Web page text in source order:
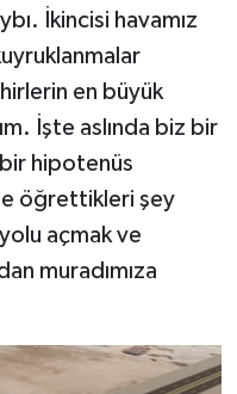
İkincisi havamız
en büyük
İşte aslında biz bir
hipotenüs
öğrettikleri şey
açmak ve
muradımıza